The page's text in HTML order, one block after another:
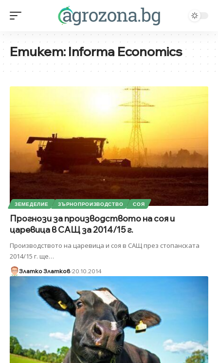
Етикет:Informa Economics
ЗЕМЕДЕЛИЕ ЗЪРНОПРОИЗВОДСТВО СОЯ
Прогнози за производството на соя и
царевица в САЩ за 2014/15 г.
Производството на царевица и соя в САЩ през стопанската
2014/15 г. ще…
Златко Златков 20.10.2014